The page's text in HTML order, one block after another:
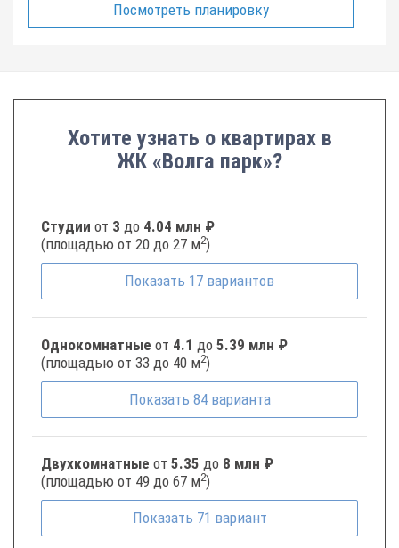
Посмотреть планировку
Хотите узнать о квартирах в
ЖК «Волга парк»?
Студии от 3 до 4.04 млн ₽
(площадью от 20 до 27 м2)
Показать 17 вариантов
Однокомнатные от 4.1 до 5.39 млн ₽
(площадью от 33 до 40 м2)
Показать 84 варианта
Двухкомнатные от 5.35 до 8 млн ₽
(площадью от 49 до 67 м2)
Показать 71 вариант